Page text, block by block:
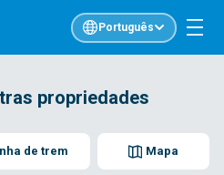
Português
propriedades
Mapa
de trem